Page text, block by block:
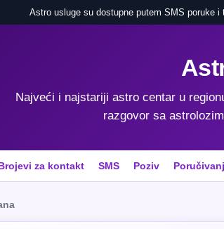
Astro usluge su dostupne putem SMS poruke
Najveći i najstariji astro centar u
razgovor sa
za kontakt SMS Poziv